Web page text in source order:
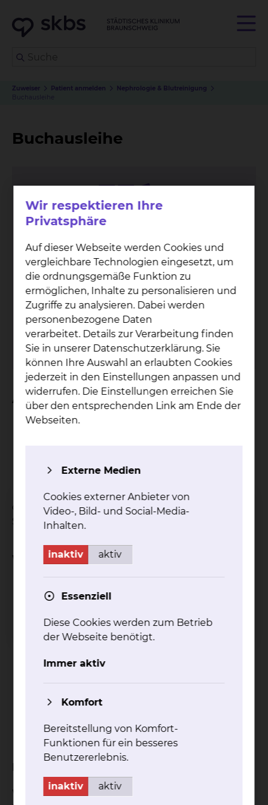
Zuweiser Patient anmelden
Nephrologie & Blutreinigung
Buchausleihe
Buchausleihe
Pa­ti­en­ten­bü­che­rei
Der Service der Patientenbücherei wird nur
am Standort Salzdahlumer Straße
angeboten.
mehr
An wen verleihen wir?
Patientinnen und Patienten
Angestellte
des Städtischen Klinikums am Standort
Salzdahlumer Straße.
Was verleihen wir?
Krimis/ Thriller
Kinderbücher
Sachbücher
Biografien
Bücher in Fremdsprachen (englisch,
französisch, spanisch, russisch, polnisch,
Magazine (GEO, Dumont-Atlanten, Merian-
Hefte)
Wir besuchen Sie mit dem Bücherwagen auf Ihrer
Wir respektieren Ihre
Privatsphäre
Auf dieser Webseite werden Cookies und
vergleichbare Technologien eingesetzt, um
die ordnungsgemäße Funktion zu
ermöglichen, Inhalte zu personalisieren und
Zugriffe zu analysieren. Dabei werden
personenbezogene Daten
verarbeitet. Details zur Verarbeitung finden
Sie in unserer Datenschutzerklärung. Sie
können Ihre Auswahl an erlaubten Cookies
jederzeit in den Einstellungen anpassen und
widerrufen. Die Einstellungen erreichen Sie
über den entsprechenden Link am Ende der
Webseiten.
Externe Medien
Cookies externer Anbieter von
Video-, Bild- und Social-Media-
Inhalten.
inaktiv aktiv
Essenziell
Diese Cookies werden zum Betrieb
der Webseite benötigt.
Immer aktiv
Komfort
Bereitstellung von Komfort-
Funktionen für ein besseres
Benutzererlebnis.
inaktiv aktiv